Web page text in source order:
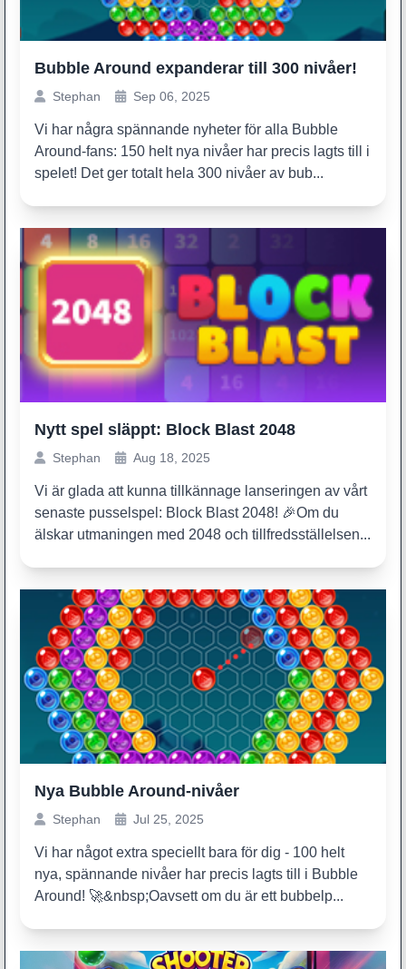
Bubble Around expanderar till 300 nivåer!
Stephan Sep 06, 2025
Vi har några spännande nyheter för alla Bubble
Around-fans: 150 helt nya nivåer har precis lagts till i
spelet! Det ger totalt hela 300 nivåer av bub...
Nytt spel släppt: Block Blast 2048
Stephan Aug 18, 2025
Vi är glada att kunna tillkännage lanseringen av vårt
senaste pusselspel: Block Blast 2048! 🎉Om du
älskar utmaningen med 2048 och tillfredsställelsen...
Nya Bubble Around-nivåer
Stephan Jul 25, 2025
Vi har något extra speciellt bara för dig - 100 helt
nya, spännande nivåer har precis lagts till i Bubble
Around! 🚀&nbsp;Oavsett om du är ett bubbelp...